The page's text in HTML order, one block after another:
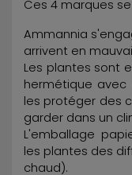
Ces 4 marques
Ammannia
arrivent en
Les plantes sont
hermétique
les protéger des
garder dans un
L'emballage
les plantes des
chaud).